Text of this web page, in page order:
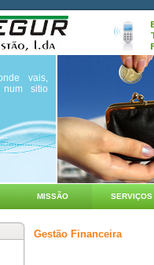
vais,
num sitio
MISSÃO SERVIÇOS
Gestão Financeira